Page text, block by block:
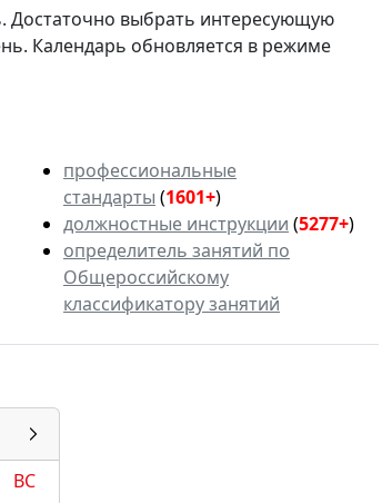
Достаточно выбрать интересующую
Календарь обновляется в режиме
профессиональные
стандарты (1601+)
должностные инструкции (5277+)
определитель занятий по
Общероссийскому
классификатору занятий
ВС